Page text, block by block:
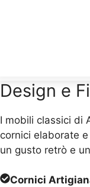
Design e
I mobili classici di
cornici elaborate
un gusto retrò e
Cornici